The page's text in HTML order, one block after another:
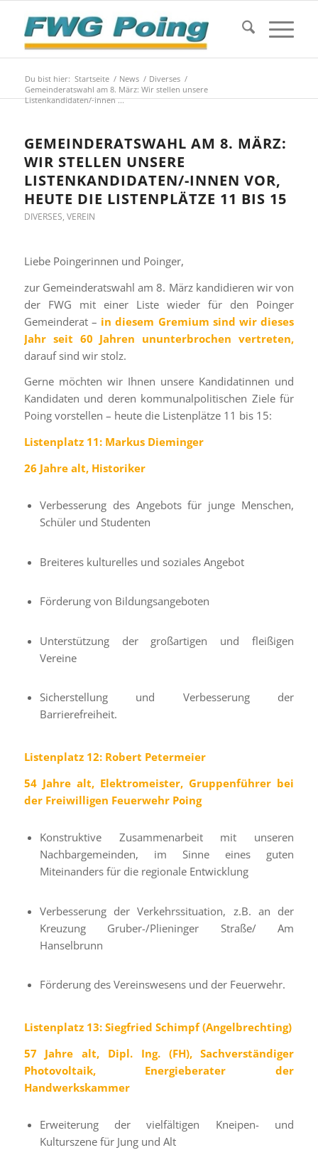
Du bist hier: Startseite / News / Diverses /
Gemeinderatswahl am 8. März: Wir stellen unsere
Listenkandidaten/-innen ...
GEMEINDERATSWAHL AM 8. MÄRZ:
WIR STELLEN UNSERE
LISTENKANDIDATEN/-INNEN VOR,
HEUTE DIE LISTENPLÄTZE 11 BIS 15
DIVERSES, VEREIN
Liebe Poingerinnen und Poinger,
zur Gemeinderatswahl am 8. März kandidieren wir von
der FWG mit einer Liste wieder für den Poinger
Gemeinderat – in diesem Gremium sind wir dieses
Jahr seit 60 Jahren ununterbrochen vertreten,
darauf sind wir stolz.
Gerne möchten wir Ihnen unsere Kandidatinnen und
Kandidaten und deren kommunalpolitischen Ziele für
Poing vorstellen – heute die Listenplätze 11 bis 15:
Listenplatz 11: Markus Dieminger
26 Jahre alt, Historiker
Verbesserung des Angebots für junge Menschen,
Schüler und Studenten
Breiteres kulturelles und soziales Angebot
Förderung von Bildungsangeboten
Unterstützung der großartigen und fleißigen
Vereine
Sicherstellung und Verbesserung der
Barrierefreiheit.
Listenplatz 12: Robert Petermeier
54 Jahre alt, Elektromeister, Gruppenführer bei
der Freiwilligen Feuerwehr Poing
Konstruktive Zusammenarbeit mit unseren
Nachbargemeinden, im Sinne eines guten
Miteinanders für die regionale Entwicklung
Verbesserung der Verkehrssituation, z.B. an der
Kreuzung Gruber-/Plieninger Straße/ Am
Hanselbrunn
Förderung des Vereinswesens und der Feuerwehr.
Listenplatz 13: Siegfried Schimpf (Angelbrechting)
57 Jahre alt, Dipl. Ing. (FH), Sachverständiger
Photovoltaik, Energieberater der
Handwerkskammer
Erweiterung der vielfältigen Kneipen- und
Kulturszene für Jung und Alt